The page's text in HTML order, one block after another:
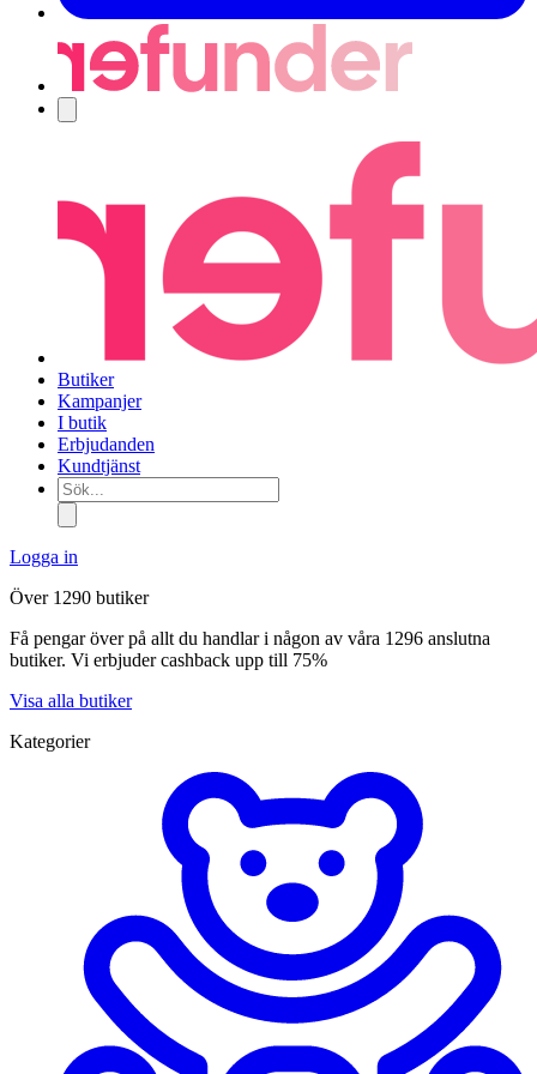
Butiker
Kampanjer
I butik
Erbjudanden
Kundtjänst
Sök...
Logga in
Över 1290 butiker
Få pengar över på allt du handlar i någon av våra 1296 anslutna
butiker. Vi erbjuder cashback upp till 75%
Visa alla butiker
Kategorier